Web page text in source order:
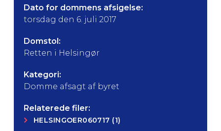
Dato for dommens afsigelse:
torsdag den 6. juli 2017
Domstol:
Retten i Helsingør
Kategori:
Domme afsagt af byret
Relaterede filer:
HELSINGOER060717 (1)